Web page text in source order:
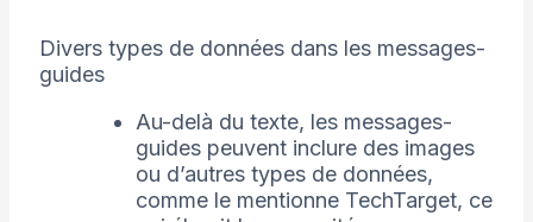
Divers types de données dans les messages-
guides
Au-delà du texte, les messages-
guides peuvent inclure des images
ou d’autres types de données,
comme le mentionne TechTarget, ce